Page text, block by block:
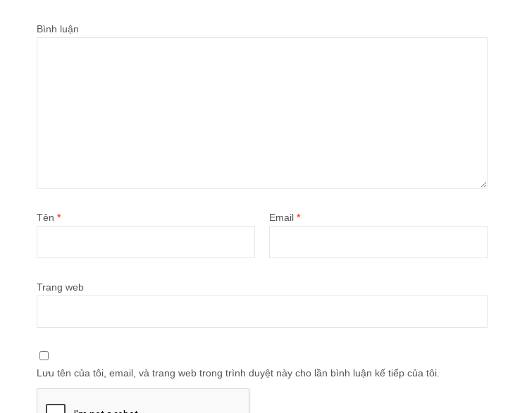
Bình luận
Tên * Email *
Trang web
Lưu tên của tôi, email, và trang web trong trình duyệt này cho lần bình luận kế tiếp của tôi.